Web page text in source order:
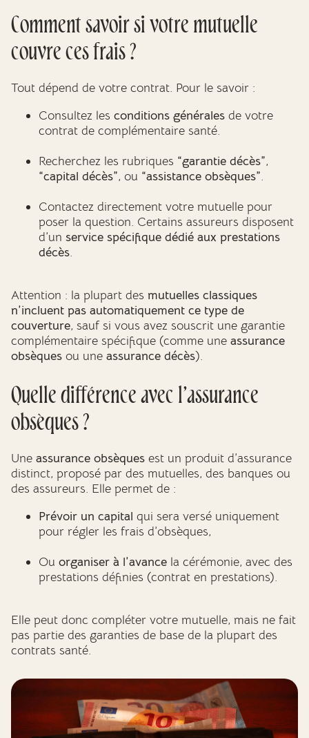
Comment savoir si votre mutuelle
couvre ces frais ?
Tout dépend de votre contrat. Pour le savoir :
Consultez les conditions générales de votre
contrat de complémentaire santé.
Recherchez les rubriques “garantie décès”,
“capital décès”, ou “assistance obsèques”.
Contactez directement votre mutuelle pour
poser la question. Certains assureurs disposent
d’un service spécifique dédié aux prestations
décès.
Attention : la plupart des mutuelles classiques
n’incluent pas automatiquement ce type de
couverture, sauf si vous avez souscrit une garantie
complémentaire spécifique (comme une assurance
obsèques ou une assurance décès).
Quelle différence avec l’assurance
obsèques ?
Une assurance obsèques est un produit d’assurance
distinct, proposé par des mutuelles, des banques ou
des assureurs. Elle permet de :
Prévoir un capital qui sera versé uniquement
pour régler les frais d’obsèques,
Ou organiser à l’avance la cérémonie, avec des
prestations définies (contrat en prestations).
Elle peut donc compléter votre mutuelle, mais ne fait
pas partie des garanties de base de la plupart des
contrats santé.